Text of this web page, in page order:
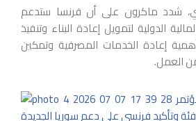
شدد ماكرون على أن فرنسا ستدعم
الدولية لتمويل إعادة البناء وتنفيذ
إعادة الخدمات المصرفية وتمكين
العمل.